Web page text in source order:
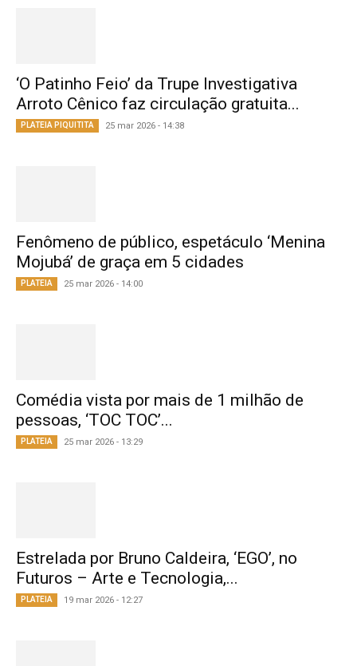
‘O Patinho Feio’ da Trupe Investigativa
Arroto Cênico faz circulação gratuita...
PLATEIA PIQUITITA 25 mar 2026 - 14:38
Fenômeno de público, espetáculo ‘Menina
Mojubá’ de graça em 5 cidades
PLATEIA 25 mar 2026 - 14:00
Comédia vista por mais de 1 milhão de
pessoas, ‘TOC TOC’...
PLATEIA 25 mar 2026 - 13:29
Estrelada por Bruno Caldeira, ‘EGO’, no
Futuros – Arte e Tecnologia,...
PLATEIA 19 mar 2026 - 12:27